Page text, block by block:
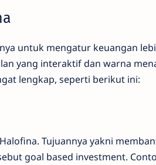
untuk mengatur keuangan
yang interaktif dan warna
lengkap, seperti berikut ini:
Tujuannya yakni
goal based investment.